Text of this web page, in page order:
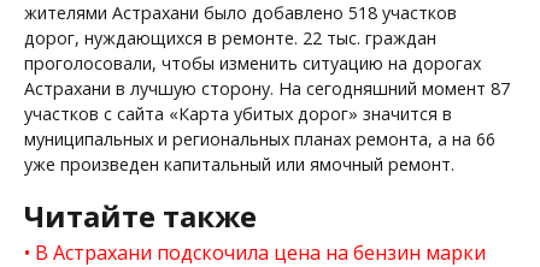
жителями Астрахани было добавлено 518 участков
дорог, нуждающихся в ремонте. 22 тыс. граждан
проголосовали, чтобы изменить ситуацию на дорогах
Астрахани в лучшую сторону. На сегодняшний момент 87
участков с сайта «Карта убитых дорог» значится в
муниципальных и региональных планах ремонта, а на 66
уже произведен капитальный или ямочный ремонт.
Читайте также
В Астрахани подскочила цена на бензин марки